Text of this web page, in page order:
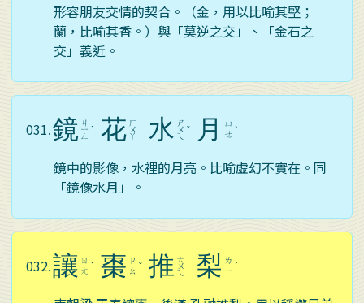
形容朋友交情的契合。（金，用以比喻其堅；
蘭，比喻其香。）與「莫逆之交」、「金石之
交」義近。
031.鏡 ㄐ
ㄧ
ㄥ
ˋ 花 ㄏ
ㄨ
ㄚ 水 ㄕ
ㄨ
ㄟ
ˇ 月
ㄩ
ㄝ ˋ
鏡中的影像，水裡的月亮。比喻虛幻不實在。同
「鏡像水月」。
032.讓 ㄖ
ㄤ ˋ 棗 ㄗ
ㄠ ˇ 推 ㄊ
ㄨ
ㄟ 梨 ㄌ
ㄧ ˊ